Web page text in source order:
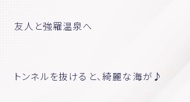
News Seminar Abittoku-news
友人と強羅温泉へ
トンネルを抜けると、綺麗な海が♪